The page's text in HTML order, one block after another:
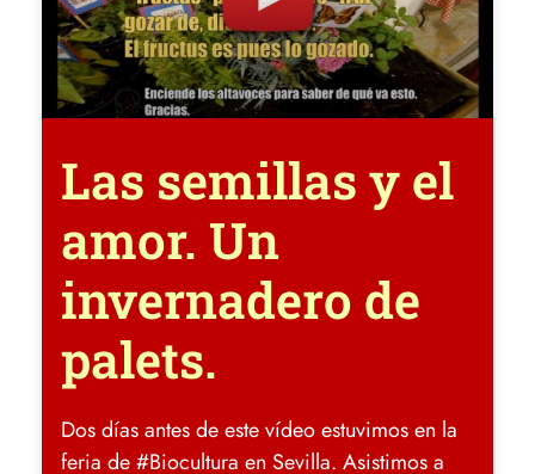
Las semillas y el
amor. Un
invernadero de
palets.
Dos días antes de este vídeo estuvimos en la
feria de #Biocultura en Sevilla. Asistimos a